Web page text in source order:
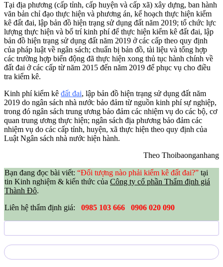
Tại địa phương (cấp tỉnh, cấp huyện và cấp xã) xây dựng, ban hành
văn bản chỉ đạo thực hiện và phương án, kế hoạch thực hiện kiểm
kê đất đai, lập bản đồ hiện trạng sử dụng đất năm 2019; tổ chức lực
lượng thực hiện và bố trí kinh phí để thực hiện kiểm kê đất đai, lập
bản đồ hiện trạng sử dụng đất năm 2019 ở các cấp theo quy định
của pháp luật về ngân sách; chuẩn bị bản đồ, tài liệu và tổng hợp
các trường hợp biến động đã thực hiện xong thủ tục hành chính về
đất đai ở các cấp từ năm 2015 đến năm 2019 để phục vụ cho điều
tra kiểm kê.
Kinh phí kiểm kê đất đai, lập bản đồ hiện trạng sử dụng đất năm
2019 do ngân sách nhà nước bảo đảm từ nguồn kinh phí sự nghiệp,
trong đó ngân sách trung ương bảo đảm các nhiệm vụ do các bộ, cơ
quan trung ương thực hiện; ngân sách địa phương bảo đảm các
nhiệm vụ do các cấp tỉnh, huyện, xã thực hiện theo quy định của
Luật Ngân sách nhà nước hiện hành.
Theo Thoibaonganhang
Bạn đang đọc bài viết: “Đối tượng nào phải kiểm kê đất đai?” tại
tin Kinh nghiệm & kiến thức của Công ty cổ phần Thẩm định giá
Thành Đô.
Liên hệ thẩm định giá:
0985 103 666 0906 020 090